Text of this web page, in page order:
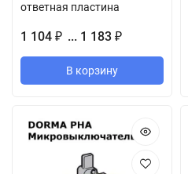
ответная пластина
1 104 ₽ ... 1 183 ₽
В корзину